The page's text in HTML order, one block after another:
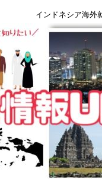
インドネシア海外